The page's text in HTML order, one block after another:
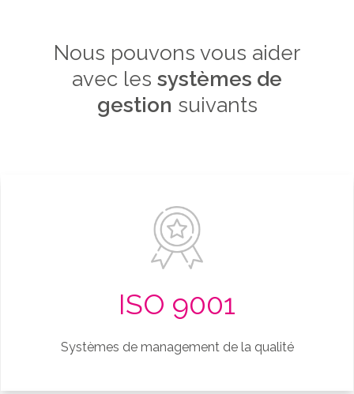
Nous pouvons vous aider
avec les systèmes de
gestion suivants
ISO 9001
Systèmes de management de la qualité